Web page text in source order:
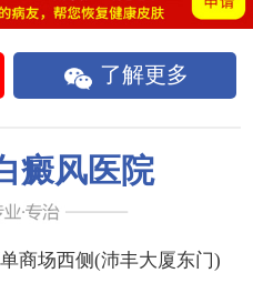
了解更多
癜风医院
商场西侧(沛丰大厦东门)